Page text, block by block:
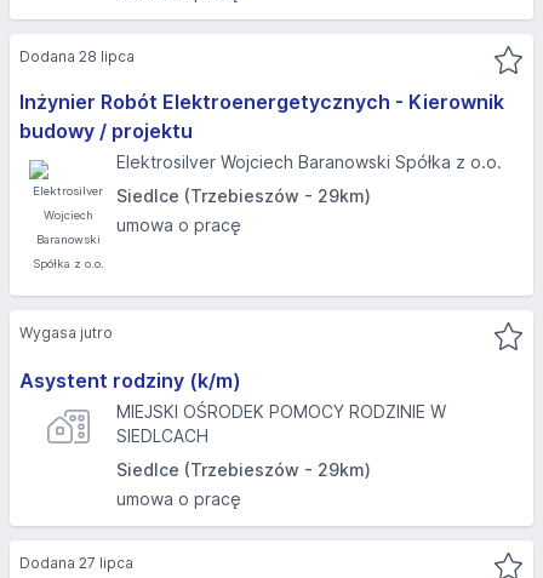
Inżynier Robót Elektroenergetycznych - Kierownik
budowy / projektu
Elektrosilver Wojciech Baranowski Spółka z o.o.
Siedlce (Trzebieszów - 29km)
umowa o pracę
Dodana 28 lipca
Asystent rodziny (k/m)
MIEJSKI OŚRODEK POMOCY RODZINIE W
SIEDLCACH
Siedlce (Trzebieszów - 29km)
umowa o pracę
Wygasa jutro
Dodana 27 lipca